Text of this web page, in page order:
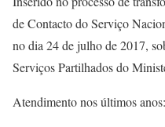
de Contacto do Serviço
no dia 24 de julho de 2017,
Serviços Partilhados do
Atendimento nos últimos anos: